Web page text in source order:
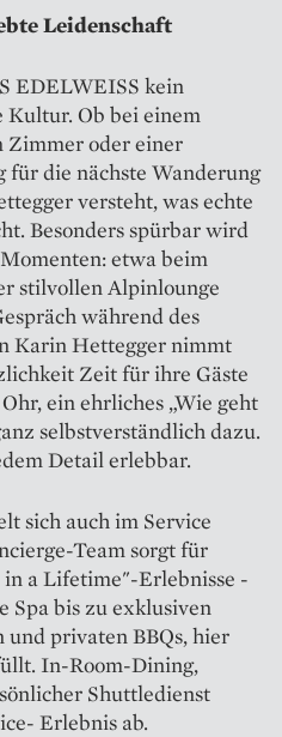
Leidenschaft
EDELWEISS kein
Kultur. Ob bei einem
Zimmer oder einer
die nächste Wanderung
versteht, was echte
Besonders spürbar wird
etwa beim
stilvollen Alpinlounge
während des
Karin Hettegger nimmt
Zeit für ihre Gäste
ein ehrliches „Wie geht
selbstverständlich dazu.
Detail erlebbar.
sich auch im Service
Team sorgt für
in a Lifetime"-Erlebnisse -
Spa bis zu exklusiven
privaten BBQs, hier
In-Room-Dining,
Shuttledienst
Erlebnis ab.